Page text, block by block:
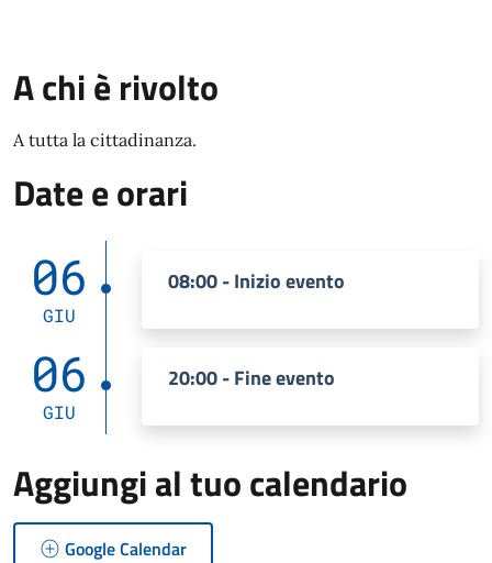
A chi è rivolto
A tutta la cittadinanza.
Date e orari
06
GIU
08:00 - Inizio evento
06
GIU
20:00 - Fine evento
Aggiungi al tuo calendario
Google Calendar